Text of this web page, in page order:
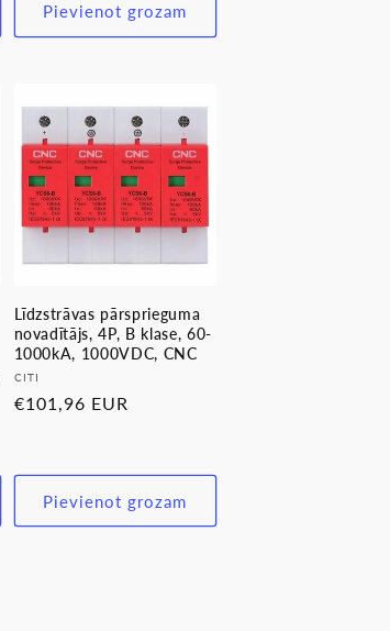
Pievienot grozam
Līdzstrāvas pārsprieguma
novadītājs, 4P, B klase, 60-
1000kA, 1000VDC, CNC
Pārdevējs:
CITI
Parastā
€101,96 EUR
Pievienot grozam